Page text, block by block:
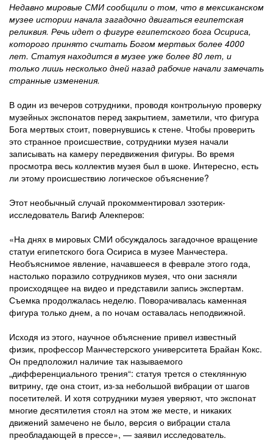
Недавно мировые СМИ сообщили о том, что в мексиканском
музее истории начала загадочно двигаться египетская
реликвия. Речь идет о фигуре египетского бога Осириса,
которого принято считать Богом мертвых более 4000
лет. Статуя находится в музее уже более 80 лет, и
только лишь несколько дней назад рабочие начали замечать
странные изменения.
В один из вечеров сотрудники, проводя контрольную проверку
музейных экспонатов перед закрытием, заметили, что фигура
Бога мертвых стоит, повернувшись к стене. Чтобы проверить
это странное происшествие, сотрудники музея начали
записывать на камеру передвижения фигуры. Во время
просмотра весь коллектив музея был в шоке. Интересно, есть
ли этому происшествию логическое объяснение?
Этот необычный случай прокомментировал эзотерик-
исследователь Вагиф Алекперов:
«На днях в мировых СМИ обсуждалось загадочное вращение
статуи египетского бога Осириса в музее Манчестера.
Необъяснимое явление, начавшееся в феврале этого года,
настолько поразило сотрудников музея, что они засняли
происходящее на видео и представили запись экспертам.
Съемка продолжалась неделю. Поворачивалась каменная
фигура только днем, а по ночам оставалась неподвижной.
Исходя из этого, научное объяснение привел известный
физик, профессор Манчестерского университета Брайан Кокс.
Он предположил наличие так называемого
„дифференциального трения“: статуя трется о стеклянную
витрину, где она стоит, из-за небольшой вибрации от шагов
посетителей. И хотя сотрудники музея уверяют, что экспонат
многие десятилетия стоял на этом же месте, и никаких
движений замечено не было, версия о вибрации стала
преобладающей в прессе», — заявил исследователь.